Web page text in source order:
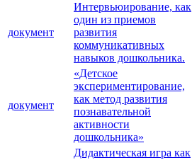
документ
Интервьюирование, как
один из приемов
развития
коммуникативных
навыков дошкольника.
документ
«Детское
экспериментирование,
как метод развития
познавательной
активности
дошкольника»
Дидактическая игра как